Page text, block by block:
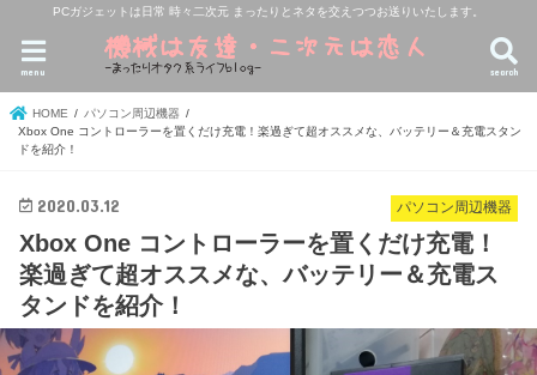
PCガジェットは日常 時々二次元 まったりとネタを交えつつお送りいたします。
search
menu
HOME
パソコン周辺機器
Xbox One コントローラーを置くだけ充電！楽過ぎて超オススメな、バッテリー＆充電スタン
ドを紹介！
パソコン周辺機器
2020.03.12
Xbox One コントローラーを置くだけ充電！
楽過ぎて超オススメな、バッテリー＆充電ス
タンドを紹介！